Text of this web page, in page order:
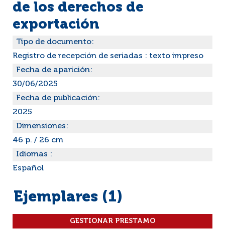
de los derechos de
exportación
Tipo de documento:
Registro de recepción de seriadas : texto impreso
Fecha de aparición:
30/06/2025
Fecha de publicación:
2025
Dimensiones:
46 p. / 26 cm
Idiomas :
Español
Ejemplares (1)